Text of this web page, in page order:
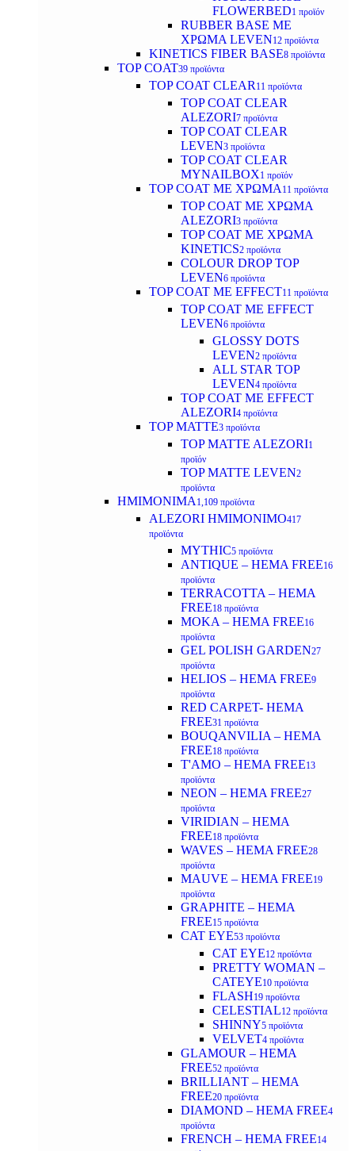
FLOWERBED1 προϊόν
RUBBER BASE ΜΕ
ΧΡΩΜΑ LEVEN12 προϊόντα
KINETICS FIBER BASE8 προϊόντα
TOP COAT39 προϊόντα
TOP COAT CLEAR 11 προϊόντα
TOP COAT CLEAR
ALEZORI7 προϊόντα
TOP COAT CLEAR
LEVEN3 προϊόντα
TOP COAT CLEAR
MYNAILBOX1 προϊόν
TOP COAT ΜΕ ΧΡΩΜΑ 11 προϊόντα
TOP COAT ΜΕ ΧΡΩΜΑ
ALEZORI3 προϊόντα
TOP COAT ΜΕ ΧΡΩΜΑ
KINETICS2 προϊόντα
COLOUR DROP TOP
LEVEN6 προϊόντα
TOP COAT ΜΕ EFFECT11 προϊόντα
TOP COAT ME EFFECT
LEVEN6 προϊόντα
GLOSSY DOTS
LEVEN2 προϊόντα
ALL STAR TOP
LEVEN4 προϊόντα
TOP COAT ME EFFECT
ALEZORI4 προϊόντα
TOP MATTE3 προϊόντα
TOP MATTE ALEZORI1
προϊόν
TOP MATTE LEVEN2
προϊόντα
ΗΜΙΜΟΝΙΜΑ 1,109 προϊόντα
ALEZORI ΗΜΙΜΟΝΙΜΟ417
προϊόντα
MYTHIC5 προϊόντα
ANTIQUE – HEMA FREE16
προϊόντα
TERRACOTTA – HEMA
FREE18 προϊόντα
MOKA – HEMA FREE16
προϊόντα
GEL POLISH GARDEN27
προϊόντα
HELIOS – HEMA FREE9
προϊόντα
RED CARPET- HEMA
FREE31 προϊόντα
BOUQANVILIA – HEMA
FREE18 προϊόντα
T'AMO – HEMA FREE13
προϊόντα
NEON – HEMA FREE27
προϊόντα
VIRIDIAN – HEMA
FREE18 προϊόντα
WAVES – HEMA FREE28
προϊόντα
MAUVE – HEMA FREE19
προϊόντα
GRAPHITE – HEMA
FREE15 προϊόντα
CAT EYE53 προϊόντα
CAT EYE12 προϊόντα
PRETTY WOMAN –
CATEYE10 προϊόντα
FLASH19 προϊόντα
CELESTIAL12 προϊόντα
SHINNY5 προϊόντα
VELVET4 προϊόντα
GLAMOUR – HEMA
FREE52 προϊόντα
BRILLIANT – HEMA
FREE20 προϊόντα
DIAMOND – HEMA FREE4
προϊόντα
FRENCH – HEMA FREE14